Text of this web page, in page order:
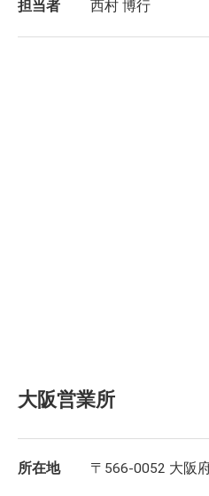
担当者 西村 博行
大阪営業所
所在地 〒566-0052 大阪